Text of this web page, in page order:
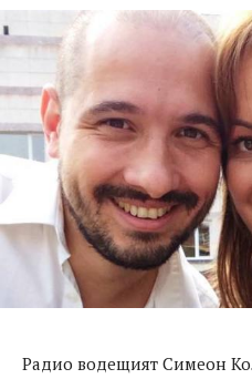
Радио водещият Симеон